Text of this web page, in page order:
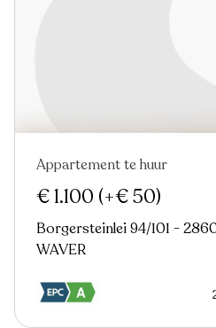
Appartement te huur
€ 1.100 (+€ 50)
Borgersteinlei 94/101 -
WAVER